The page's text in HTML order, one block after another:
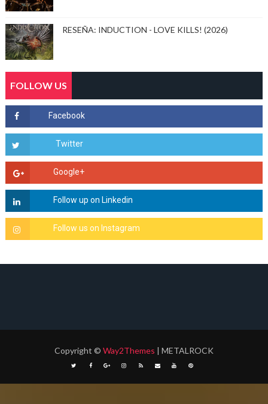
RESEÑA: INDUCTION - LOVE KILLS! (2026)
FOLLOW US
Copyright © Way2Themes | METALROCK